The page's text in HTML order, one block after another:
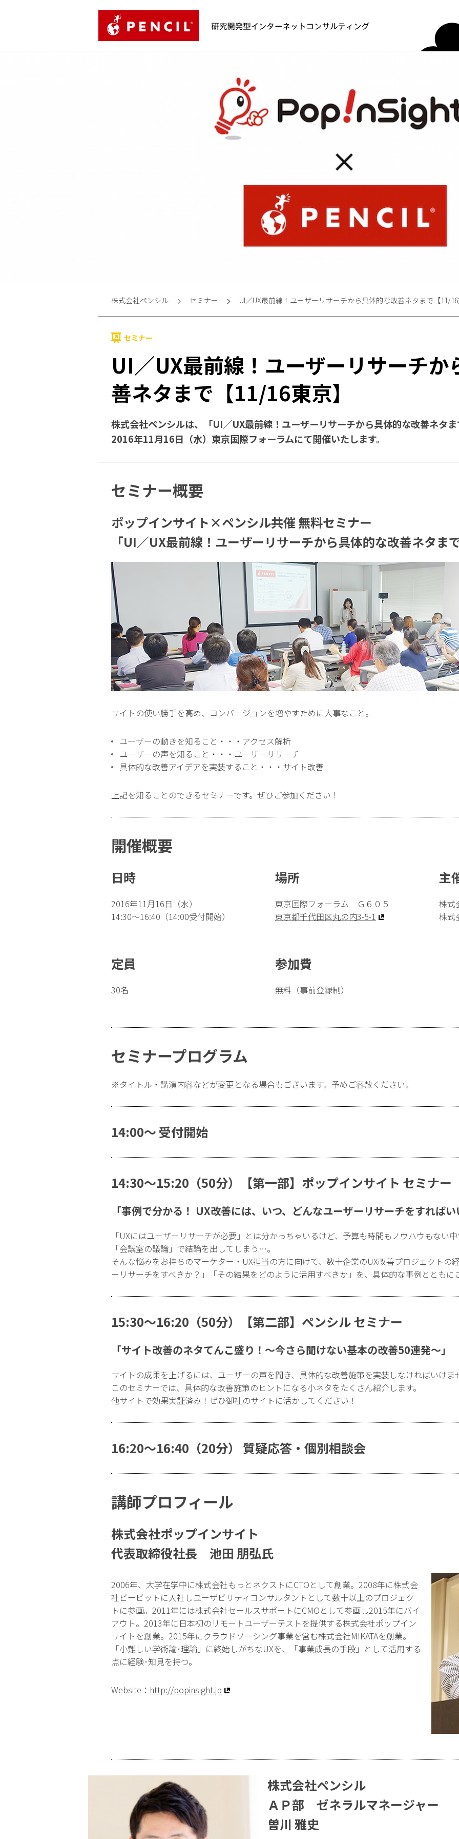
株式会社ペンシル セミナー UI／UX最前線！ユーザーリサーチから具体的な改善ネタまで【11/
セミナー
UI／UX最前線！ユーザーリサーチか
善ネタまで【11/16東京】
株式会社ペンシルは、「UI／UX最前線！ユーザーリサーチから具体的な改善ネタ
2016年11月16日（水）東京国際フォーラムにて開催いたします。
セミナー概要
ポップインサイト×ペンシル共催 無料セミナー
「UI／UX最前線！ユーザーリサーチから具体的な改善ネタま
サイトの使い勝手を高め、コンバージョンを増やすために大事なこと。
ユーザーの動きを知ること・・・アクセス解析
ユーザーの声を知ること・・・ユーザーリサーチ
具体的な改善アイデアを実装すること・・・サイト改善
上記を知ることのできるセミナーです。ぜひご参加ください！
開催概要
日時
2016年11月16日（水）
14:30〜16:40（14:00受付開始）
場所
東京国際フォーラム Ｇ６０５
東京都千代田区丸の内3-5-1
主
株式
株式
定員
30名
参加費
無料（事前登録制）
セミナープログラム
※タイトル・講演内容などが変更となる場合もございます。予めご容赦ください。
14:00～ 受付開始
14:30〜15:20（50分）【第一部】ポップインサイト セミナー
「事例で分かる！ UX改善には、いつ、どんなユーザーリサーチをすれば
「UXにはユーザーリサーチが必要」とは分かっちゃいるけど、予算も時間もノウハウもない
「会議室の議論」で結論を出してしまう…。
そんな悩みをお持ちのマーケター・UX担当の方に向けて、数十企業のUX改善プロジェクトの
ーリサーチをすべきか？」「その結果をどのように活用すべきか」を、具体的な事例とともに
15:30〜16:20（50分）【第二部】ペンシル セミナー
「サイト改善のネタてんこ盛り！〜今さら聞けない基本の改善50連発〜」
サイトの成果を上げるには、ユーザーの声を聞き、具体的な改善施策を実装しなければいけま
このセミナーでは、具体的な改善施策のヒントになる小ネタをたくさん紹介します。
他サイトで効果実証済み！ぜひ御社のサイトに活かしてください！
16:20〜16:40（20分） 質疑応答・個別相談会
講師プロフィール
株式会社ポップインサイト
代表取締役社長 池田 朋弘氏
2006年、大学在学中に株式会社もっとネクストにCTOとして創業。2008年に株式会
社ビービットに入社しユーザビリティコンサルタントとして数十以上のプロジェク
トに参画。2011年には株式会社セールスサポートにCMOとして参画し2015年にバイ
アウト。2013年に日本初のリモートユーザーテストを提供する株式会社ポップイン
サイトを創業。2015年にクラウドソーシング事業を営む株式会社MIKATAを創業。
「小難しい学術論･理論」に終始しがちなUXを、「事業成長の手段」として活用する
点に経験･知見を持つ。
Website： http://popinsight.jp
株式会社ペンシル
ＡＰ部 ゼネラルマネージャー
曽川 雅史